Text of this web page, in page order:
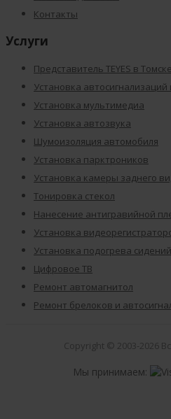
Контакты
Услуги
Представитель TEYES в Томске
Установка автосигнализаций
Установка мультимедиа
Установка автозвука
Шумоизоляция автомобиля
Установка парктроников
Установка камеры заднего
Тонировка стекол
Нанесение антигравийной
Установка
Установка подогрева сидений
Цифровое ТВ
Ремонт автомагнитол
Ремонт брелоков и
Copyright © 2003-2026
Мы принимаем: